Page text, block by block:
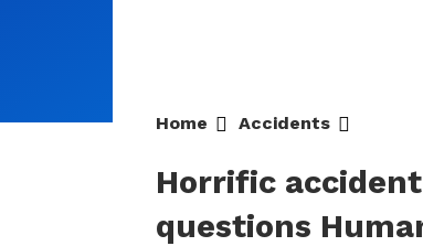
Home Accidents
Horrific
questions